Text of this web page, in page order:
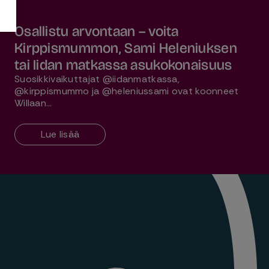
Osallistu arvontaan – voita
Kirppismummon, Sami Heleniuksen
tai Iidan matkassa asukokonaisuus
Suosikkivaikuttajat @iidanmatkassa,
@kirppismummo ja @heleniussami ovat koonneet
Willaan…
Lue lisää